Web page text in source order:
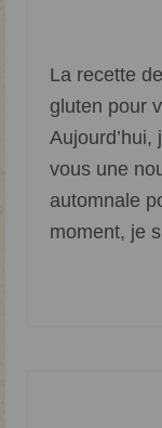
La recette
gluten pour
Aujourd’hui,
vous une
automnale
moment, je